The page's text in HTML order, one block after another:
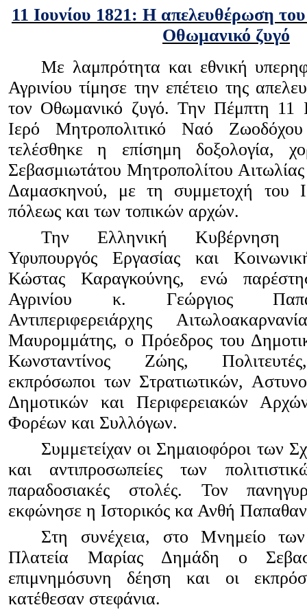
11 Ιουνίου 1821: Η απελευθέρωση
Οθωμανικό ζυγό
Με λαμπρότητα και εθνική
Αγρινίου τίμησε την επέτειο της
τον Οθωμανικό ζυγό. Την Πέμπτη 11
Ιερό Μητροπολιτικό Ναό
τελέσθηκε η επίσημη δοξολογία,
Σεβασμιωτάτου Μητροπολίτου
Δαμασκηνού, με τη συμμετοχή του
πόλεως και των τοπικών αρχών.
Την Ελληνική Κυβέρνηση
Υφυπουργός Εργασίας και
Κώστας Καραγκούνης, ενώ
Αγρινίου κ. Γεώργιος
Αντιπεριφερειάρχης
Μαυρομμάτης, ο Πρόεδρος του
Κωνσταντίνος Ζώης,
εκπρόσωποι των Στρατιωτικών,
Δημοτικών και Περιφερειακών
Φορέων και Συλλόγων.
Συμμετείχαν οι Σημαιοφόροι των
και αντιπροσωπείες των
παραδοσιακές στολές. Τον
εκφώνησε η Ιστορικός κα Ανθή
Στη συνέχεια, στο Μνημείο
Πλατεία Μαρίας Δημάδη ο
επιμνημόσυνη δέηση και οι
κατέθεσαν στεφάνια.